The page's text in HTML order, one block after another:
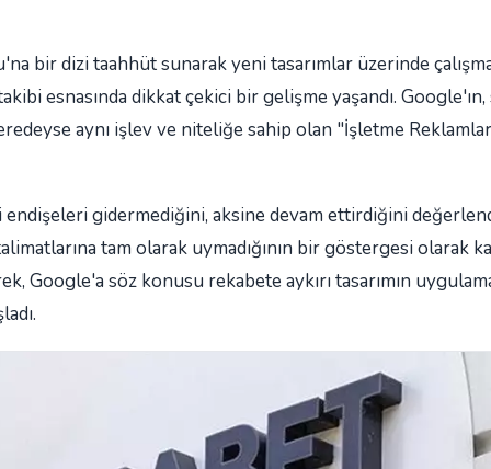
bir dizi taahhüt sunarak yeni tasarımlar üzerinde
esnasında dikkat çekici bir gelişme yaşandı.
aynı işlev ve niteliğe sahip olan "İşletme
endişeleri gidermediğini, aksine devam ettirdiğini
tam olarak uymadığının bir göstergesi olarak
söz konusu rekabete aykırı tasarımın